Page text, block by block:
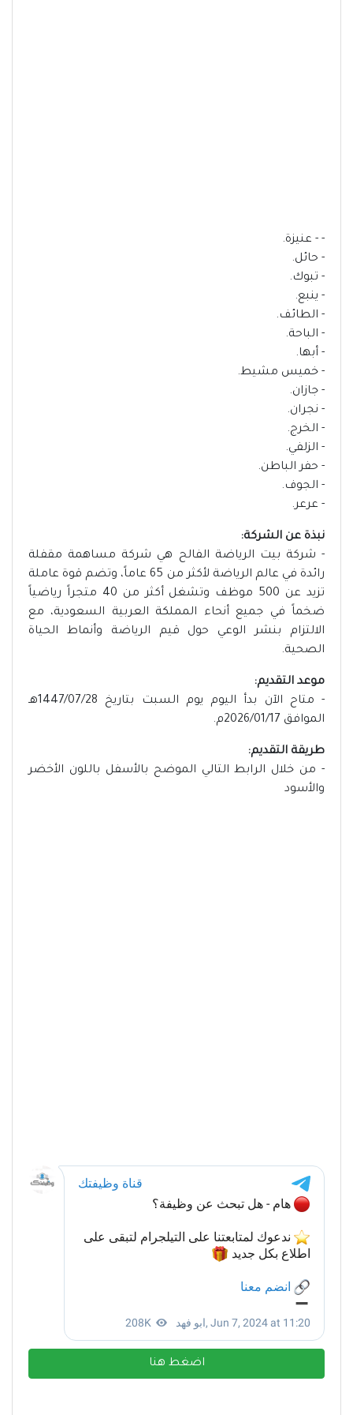
- - عنيزة.
- حائل.
- تبوك.
- ينبع.
- الطائف.
- الباحة.
- أبها.
- خميس مشيط.
- جازان.
- نجران.
- الخرج.
- الزلفي.
- حفر الباطن.
- الجوف.
- عرعر.
نبذة عن الشركة:
- شركة بيت الرياضة الفالح هي شركة مساهمة مقفلة
رائدة في عالم الرياضة لأكثر من 65 عاماً، وتضم قوة عاملة
تزيد عن 500 موظف وتشغل أكثر من 40 متجراً رياضياً
ضخماً في جميع أنحاء المملكة العربية السعودية، مع
الالتزام بنشر الوعي حول قيم الرياضة وأنماط الحياة
الصحية.
موعد التقديم:
- متاح الآن بدأ اليوم يوم السبت بتاريخ 1447/07/28هـ
الموافق 2026/01/17م.
طريقة التقديم:
- من خلال الرابط التالي الموضح بالأسفل باللون الأخضر
والأسود
اضغط هنا